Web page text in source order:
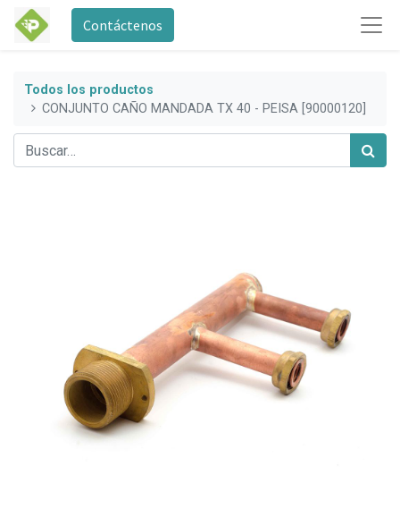
Contáctenos
Todos los productos
CONJUNTO CAÑO MANDADA TX 40 - PEISA [90000120]